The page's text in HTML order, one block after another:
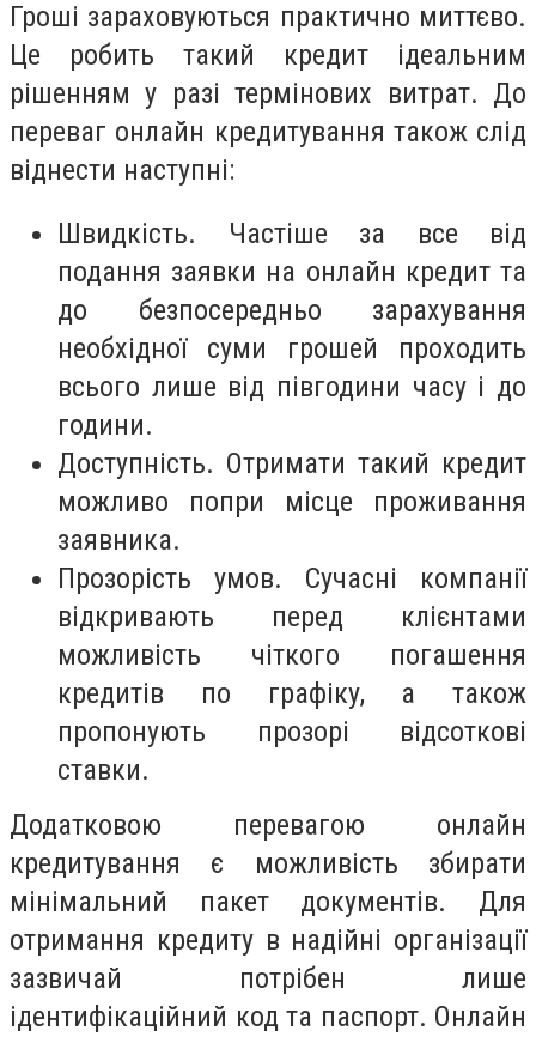
Гроші зараховуються практично миттєво.
Це робить такий кредит ідеальним
рішенням у разі термінових витрат. До
переваг онлайн кредитування також слід
віднести наступні:
Швидкість. Частіше за все від
подання заявки на онлайн кредит та
до безпосередньо зарахування
необхідної суми грошей проходить
всього лише від півгодини часу і до
години.
Доступність. Отримати такий кредит
можливо попри місце проживання
заявника.
Прозорість умов. Сучасні компанії
відкривають перед клієнтами
можливість чіткого погашення
кредитів по графіку, а також
пропонують прозорі відсоткові
ставки.
Додатковою перевагою онлайн
кредитування є можливість збирати
мінімальний пакет документів. Для
отримання кредиту в надійні організації
зазвичай потрібен лише
ідентифікаційний код та паспорт. Онлайн